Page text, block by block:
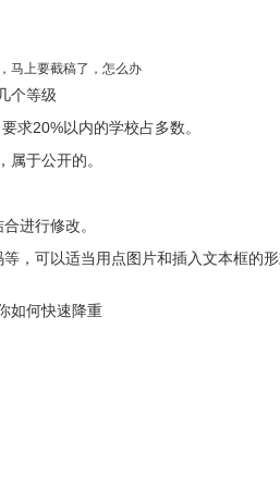
马上要截稿了，怎么办
个等级
求20%以内的学校占多数。
于公开的。
进行修改。
，可以适当用点图片和插入文本框的
如何快速降重